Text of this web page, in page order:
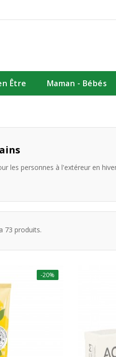
Être Maman - Bébés
les personnes à l'extéreur en
73 produits.
-20%